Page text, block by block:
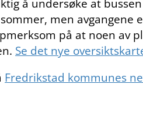
men avgangene
på at noen av
Se det nye
Fredrikstad kommunes